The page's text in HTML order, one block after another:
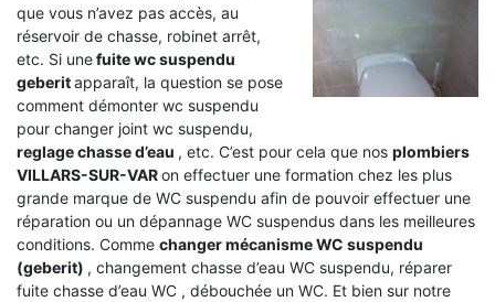
que vous n’avez pas accès, au
réservoir de chasse, robinet arrêt,
etc. Si unefuite wc suspendu
geberitapparaît, la question se pose
comment démonter wc suspendu
pour changer joint wc suspendu,
reglage chasse d’eau , etc. C’est pour cela que nos plombiers
VILLARS-SUR-VARon effectuer une formation chez les plus
grande marque de WC suspendu afin de pouvoir effectuer une
réparation ou un dépannage WC suspendus dans les meilleures
conditions. Comme changer mécanisme WC suspendu
(geberit) , changement chasse d’eau WC suspendu, réparer
fuite chasse d’eau WC , débouchée un WC. Et bien sur notre